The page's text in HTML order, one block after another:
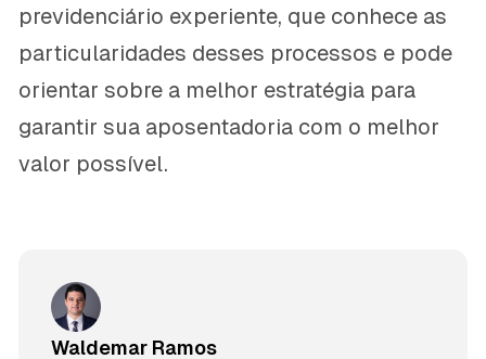
previdenciário experiente, que conhece as
particularidades desses processos e pode
orientar sobre a melhor estratégia para
garantir sua aposentadoria com o melhor
valor possível.
Waldemar Ramos